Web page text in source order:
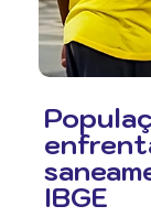
IBGE